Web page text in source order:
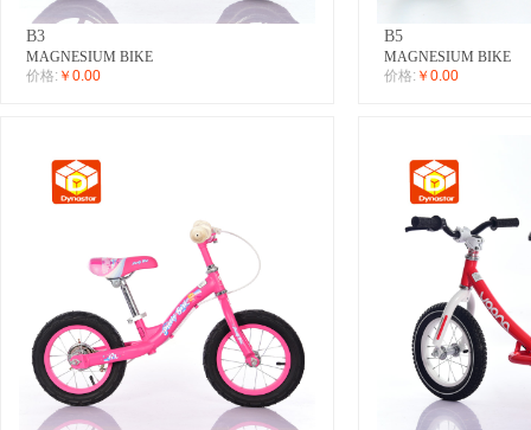
B3
MAGNESIUM BIKE
价格: ￥0.00
B5
MAGNESIUM BIKE
价格: ￥0.00